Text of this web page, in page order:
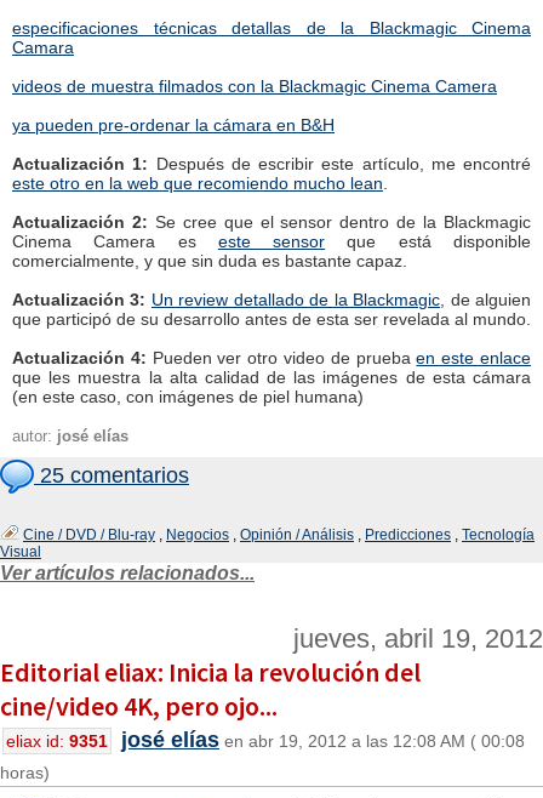
especificaciones técnicas detallas de la Blackmagic Cinema
Camara
videos de muestra filmados con la Blackmagic Cinema Camera
ya pueden pre-ordenar la cámara en B&H
Actualización 1: Después de escribir este artículo, me encontré
este otro en la web que recomiendo mucho lean
Actualización 2: Se cree que el sensor dentro de la Blackmagic
Cinema Camera es este sensor que está disponible
comercialmente, y que sin duda es bastante capaz.
Actualización 3: Un review detallado de la Blackmagic , de alguien
que participó de su desarrollo antes de esta ser revelada al mundo.
Actualización 4: Pueden ver otro video de pruebaen este enlace
que les muestra la alta calidad de las imágenes de esta cámara
(en este caso, con imágenes de piel humana)
autor: josé elías
25 comentarios
Cine / DVD / Blu-ray , Negocios , Opinión / Análisis , Predicciones , Tecnología
Visual
Ver artículos relacionados...
jueves, abril 19, 2012
Editorial eliax: Inicia la revolución del
cine/video 4K, pero ojo...
eliax id: 9351 josé elías en abr 19, 2012 a las 12:08 AM ( 00:08
horas)